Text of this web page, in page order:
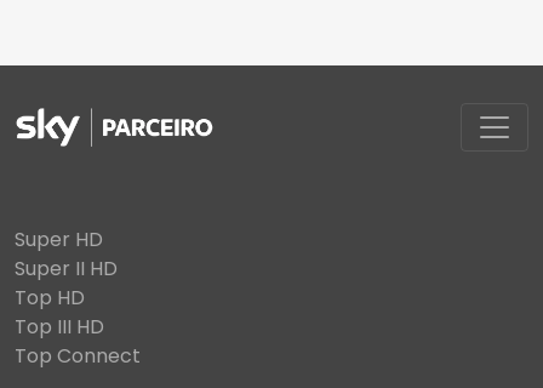
Super HD
Super II HD
Top HD
Top III HD
Top Connect